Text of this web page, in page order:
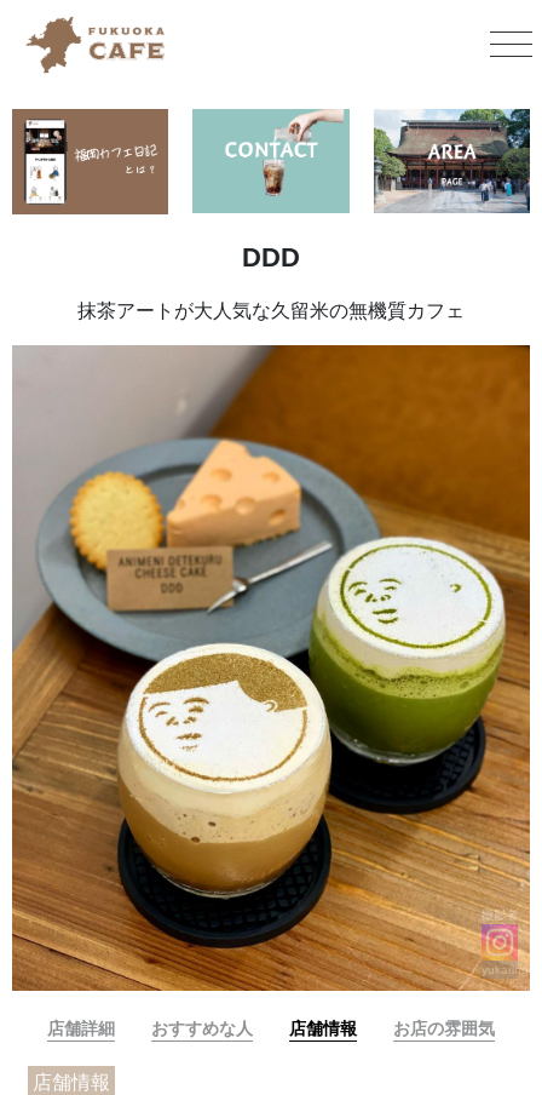
DDD
抹茶アートが大人気な久留米の無機質カフェ
撮影者
店舗詳細 おすすめな人 店舗情報 お店の雰囲気
店舗情報